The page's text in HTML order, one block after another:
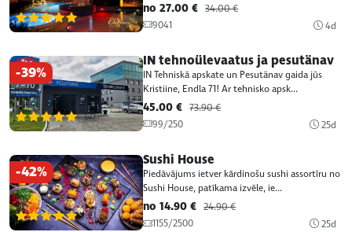
(2)
no 27.00 € 34.00 €
9041
4d
-39%
(2)
IN tehnoülevaatus ja pesutänav
IN Tehniskā apskate un Pesutänav gaida jūs
Kristiine, Endla 71! Ar tehnisko apsk...
45.00 € 73.90 €
99/250
25d
-42%
(2)
Sushi House
Piedāvājums ietver kārdinošu sushi assortīru no
Sushi House, patīkama izvēle, ie...
no 14.90 € 24.90 €
1155/2500
25d